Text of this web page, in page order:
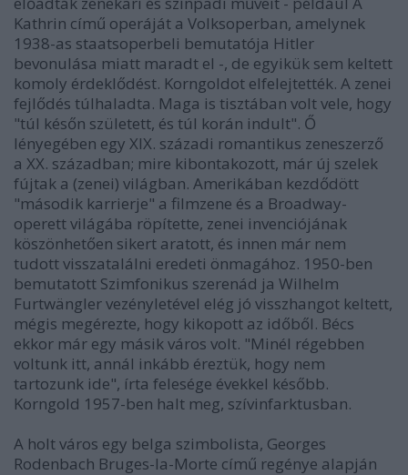
Kathrin című operáját a Volksoperban, amelynek
1938-as staatsoperbeli bemutatója Hitler
bevonulása miatt maradt el -, de egyikük sem keltett
komoly érdeklődést. Korngoldot elfelejtették. A zenei
fejlődés túlhaladta. Maga is tisztában volt vele, hogy
"túl későn született, és túl korán indult". Ő
lényegében egy XIX. századi romantikus zeneszerző
a XX. században; mire kibontakozott, már új szelek
fújtak a (zenei) világban. Amerikában kezdődött
"második karrierje" a filmzene és a Broadway-
operett világába röpítette, zenei invenciójának
köszönhetően sikert aratott, és innen már nem
tudott visszatalálni eredeti önmagához. 1950-ben
bemutatott Szimfonikus szerenád ja Wilhelm
Furtwängler vezényletével elég jó visszhangot keltett,
mégis megérezte, hogy kikopott az időből. Bécs
ekkor már egy másik város volt. "Minél régebben
voltunk itt, annál inkább éreztük, hogy nem
tartozunk ide", írta felesége évekkel később.
Korngold 1957-ben halt meg, szívinfarktusban.
A holt város egy belga szimbolista, Georges
Rodenbach Bruges-la-Morte című regénye alapján